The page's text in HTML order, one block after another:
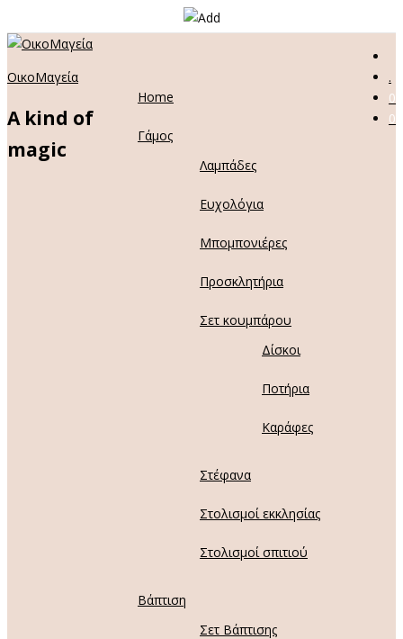
ΟικοΜαγεία
A kind of
magic
Home
Γάμος
Λαμπάδες
Ευχολόγια
Μπομπονιέρες
Προσκλητήρια
Σετ κουμπάρου
Δίσκοι
Ποτήρια
Καράφες
Στέφανα
Στολισμοί εκκλησίας
Στολισμοί σπιτιού
Βάπτιση
Σετ Βάπτισης
.
0
0